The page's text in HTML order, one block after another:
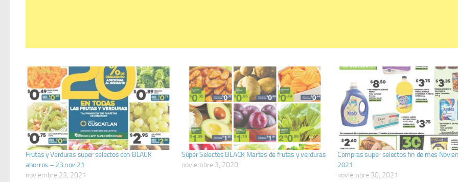
Frutas y Verduras super selectos con BLACK
ahorros – 23.nov.21
noviembre 23, 2021
Súper Selectos BLACK Martes de frutas y verduras
noviembre 3, 2020
Compras super selectos fin de mes
2021
noviembre 30, 2021